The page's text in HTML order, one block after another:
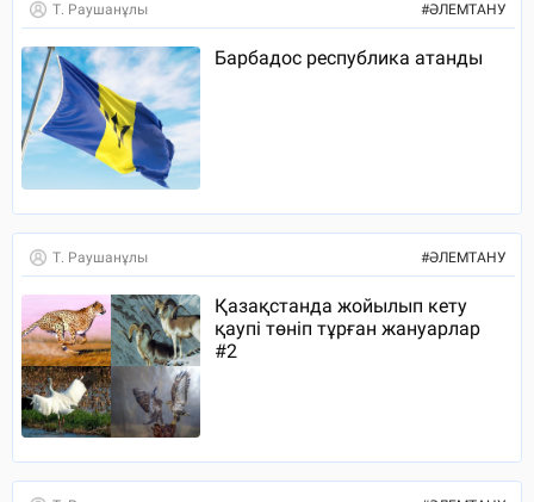
Т. Раушанұлы #ӘЛЕМТАНУ
Барбадос республика атанды
Т. Раушанұлы #ӘЛЕМТАНУ
Қазақстанда жойылып кету
қаупі төніп тұрған жануарлар
#2